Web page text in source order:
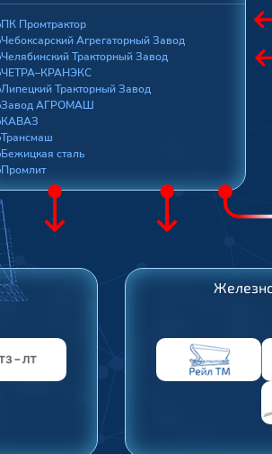
ПК Промтрактор
Чебоксарский Агрегаторный Завод
Челябинский Тракторный Завод
ЧЕТРА–КРАНЭКС
Липецкий Тракторный Завод
Завод АГРОМАШ
КАВАЗ
Трансмаш
Бежицкая сталь
Промлит